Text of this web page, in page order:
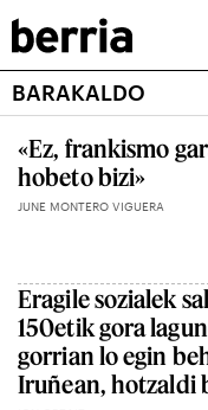
BARAKALDO
«Ez, frankismo
hobeto bizi»
JUNE MONTERO VIGUERA
Eragile sozialek
150etik gora
gorrian lo egin
Iruñean, hotzaldi